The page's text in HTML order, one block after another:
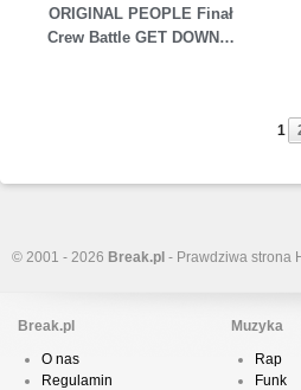
ORIGINAL PEOPLE Finał
Crew Battle GET DOWN…
1
© 2001 - 2026 Break.pl - Prawdziwa strona
Break.pl
O nas
Regulamin
Muzyka
Rap
Funk